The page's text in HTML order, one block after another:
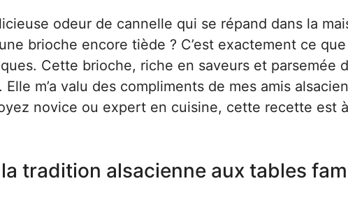
odeur de cannelle qui se répand dans la
brioche encore tiède ? C’est exactement ce que
Cette brioche, riche en saveurs et parsemée
m’a valu des compliments de mes amis
novice ou expert en cuisine, cette recette est
tradition alsacienne aux tables